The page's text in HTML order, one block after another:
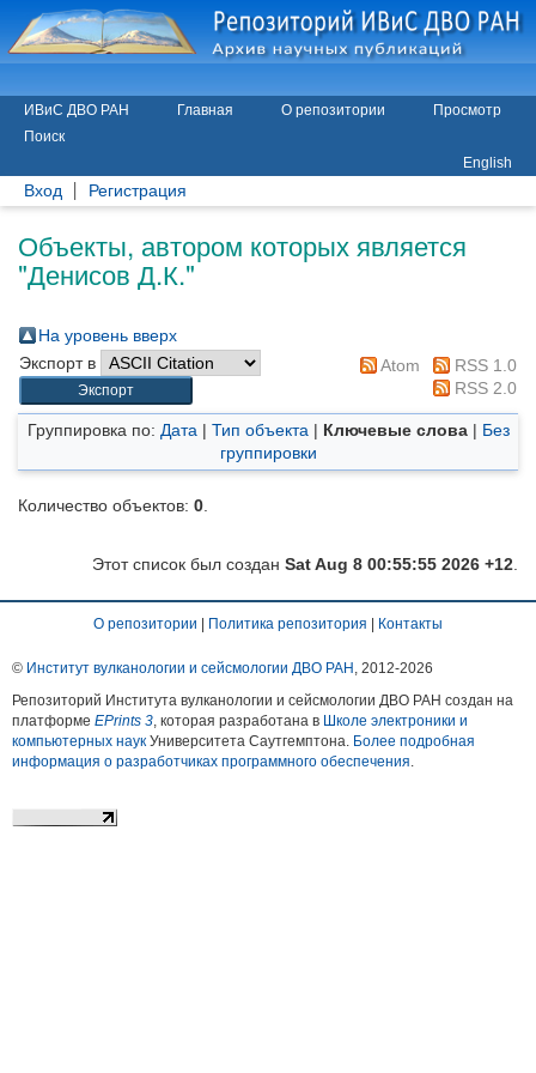
ИВиС ДВО РАН Главная О репозитории
Просмотр
Поиск
English
Вход Регистрация
Объекты, автором которых является
"Денисов Д.К."
На уровень вверх
Экспорт в
Atom
RSS 1.0
RSS 2.0
Группировка по: Дата | Тип объекта | Ключевые слова| Без
группировки
Количество объектов: 0
Этот список был создан Sat Aug 8 00:55:55 2026 +12
О репозитории Политика репозитория Контакты
© Институт вулканологии и сейсмологии ДВО РАН , 2012-2026
Репозиторий Института вулканологии и сейсмологии ДВО РАН создан на
платформе EPrints 3, которая разработана в Школе электроники и
компьютерных наук Университета Саутгемптона. Более подробная
информация о разработчиках программного обеспечения.